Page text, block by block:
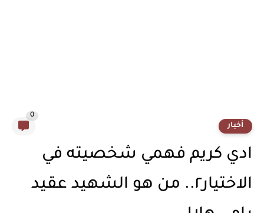
أخبار
0
ادي كريم فهمي شخصيته في
الاختيار٢.. من هو الشهيد عقيد